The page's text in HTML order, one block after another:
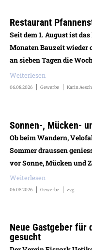
Restaurant
Seit dem 1. August ist
Monaten Bauzeit wieder
an sieben Tagen die
Weiterlesen
06.08.2026 Gewerbe Karin
Sonnen-, Mücken-
Ob beim Wandern,
Sommer draussen
vor Sonne, Mücken und
Weiterlesen
06.08.2026 Gewerbe zvg
Neue Gastgeber für
gesucht